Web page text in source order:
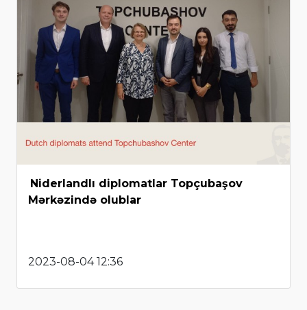
Niderlandlı diplomatlar Topçubaşov
Mərkəzində olublar
2023-08-04 12:36